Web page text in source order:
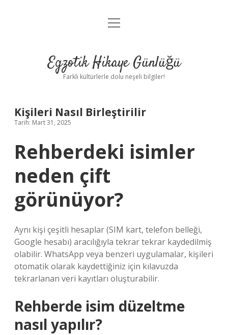
Anasayfa
Yasal Uyarı
menüyü
Egzotik Hikaye Günlüğü
Farklı kültürlerle dolu neşeli bilgiler!
Kişileri Nasıl Birleştirilir
Tarih: Mart 31, 2025
Rehberdeki isimler
neden çift
görünüyor?
Aynı kişi çeşitli hesaplar (SIM kart, telefon belleği,
Google hesabı) aracılığıyla tekrar tekrar kaydedilmiş
olabilir. WhatsApp veya benzeri uygulamalar, kişileri
otomatik olarak kaydettiğiniz için kılavuzda
tekrarlanan veri kayıtları oluşturabilir.
Rehberde isim düzeltme
nasıl yapılır?